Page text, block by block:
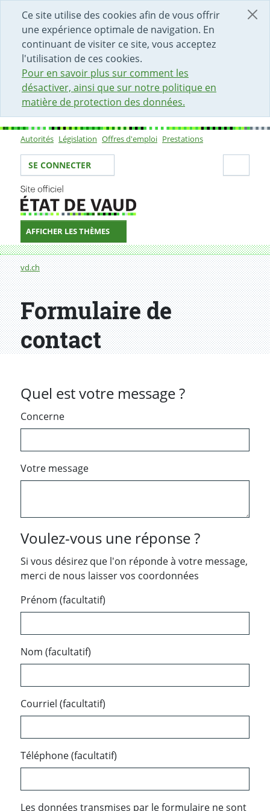
Ce site utilise des cookies afin de vous offrir
une expérience optimale de navigation. En
continuant de visiter ce site, vous acceptez
l'utilisation de ces cookies.
Pour en savoir plus sur comment les
désactiver, ainsi que sur notre politique en
matière de protection des données.
DÉBUT DU CONTENU DE LA PAGE
ACCÈS AU CHAMP DE RECHERCHE
PAGE D'ACCUEIL
FORMULAIRE DE CONTACT
Sous-navigation
Autorités Législation Offres d'emploi Prestations
Votre identité
SE CONNECTER
AFFICHER LES THÈMES
Fil d'Ariane
vd.ch
Formulaire de contact
Formulaire de
contact
Quel est votre message ?
Concerne
Votre message
Voulez-vous une réponse ?
Si vous désirez que l'on réponde à votre message,
merci de nous laisser vos coordonnées
Prénom (facultatif)
Nom (facultatif)
Courriel (facultatif)
Téléphone (facultatif)
Les données transmises par le formulaire ne sont